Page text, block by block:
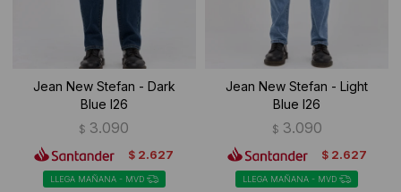
Jean New Stefan - Dark
Blue I26
$ 3.090
$ 2.627
LLEGA MAÑANA - MVD
Jean New Stefan - Light
Blue I26
$ 3.090
$ 2.627
LLEGA MAÑANA - MVD